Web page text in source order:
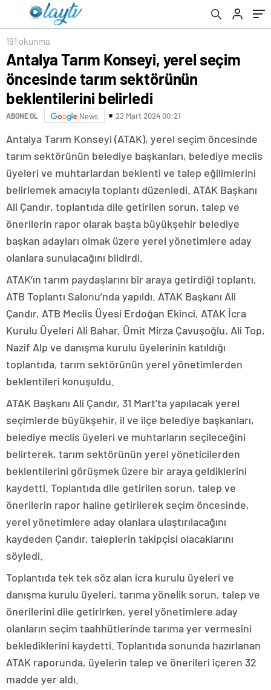
belirledi
191 okunma
Antalya Tarım Konseyi, yerel seçim
öncesinde tarım sektörünün
beklentilerini belirledi
ABONE OL News 22 Mart 2024 00:21
Antalya Tarım Konseyi (ATAK), yerel seçim öncesinde
tarım sektörünün belediye başkanları, belediye meclis
üyeleri ve muhtarlardan beklenti ve talep eğilimlerini
belirlemek amacıyla toplantı düzenledi. ATAK Başkanı
Ali Çandır, toplantıda dile getirilen sorun, talep ve
önerilerin rapor olarak başta büyükşehir belediye
başkan adayları olmak üzere yerel yönetimlere aday
olanlara sunulacağını bildirdi.
ATAK’ın tarım paydaşlarını bir araya getirdiği toplantı,
ATB Toplantı Salonu’nda yapıldı. ATAK Başkanı Ali
Çandır, ATB Meclis Üyesi Erdoğan Ekinci, ATAK İcra
Kurulu Üyeleri Ali Bahar, Ümit Mirza Çavuşoğlu, Ali Top,
Nazif Alp ve danışma kurulu üyelerinin katıldığı
toplantıda, tarım sektörünün yerel yönetimlerden
beklentileri konuşuldu.
ATAK Başkanı Ali Çandır, 31 Mart’ta yapılacak yerel
seçimlerde büyükşehir, il ve ilçe belediye başkanları,
belediye meclis üyeleri ve muhtarların seçileceğini
belirterek, tarım sektörünün yerel yöneticilerden
beklentilerini görüşmek üzere bir araya geldiklerini
kaydetti. Toplantıda dile getirilen sorun, talep ve
önerilerin rapor haline getirilerek seçim öncesinde,
yerel yönetimlere aday olanlara ulaştırılacağını
kaydeden Çandır, taleplerin takipçisi olacaklarını
söyledi.
Toplantıda tek tek söz alan icra kurulu üyeleri ve
danışma kurulu üyeleri, tarıma yönelik sorun, talep ve
önerilerini dile getirirken, yerel yönetimlere aday
olanların seçim taahhütlerinde tarıma yer vermesini
beklediklerini kaydetti. Toplantıda sonunda hazırlanan
ATAK raporunda, üyelerin talep ve önerileri içeren 32
madde yer aldı.